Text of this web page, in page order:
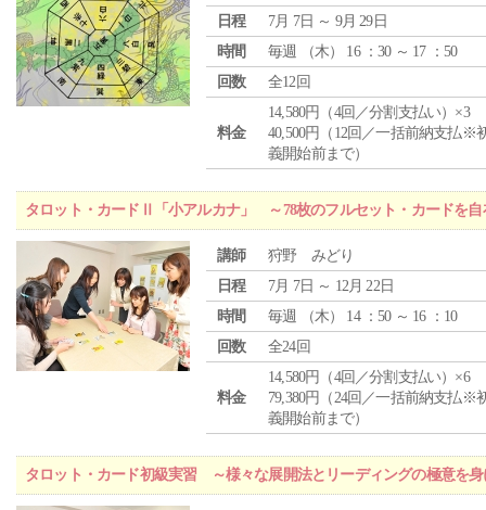
日程
7月 7日 ～ 9月 29日
時間
毎週 （木） 16 ：30 ～ 17 ：50
回数
全12回
料金
14,580円（4回／分割支払い）×3
40,500円（12回／一括前納支払※
義開始前まで）
タロット・カードⅡ「小アルカナ」 ～78枚のフルセット・カードを自
講師
狩野 みどり
日程
7月 7日 ～ 12月 22日
時間
毎週 （木） 14 ：50 ～ 16 ：10
回数
全24回
料金
14,580円（4回／分割支払い）×6
79,380円（24回／一括前納支払※
義開始前まで）
タロット・カード初級実習 ～様々な展開法とリーディングの極意を身